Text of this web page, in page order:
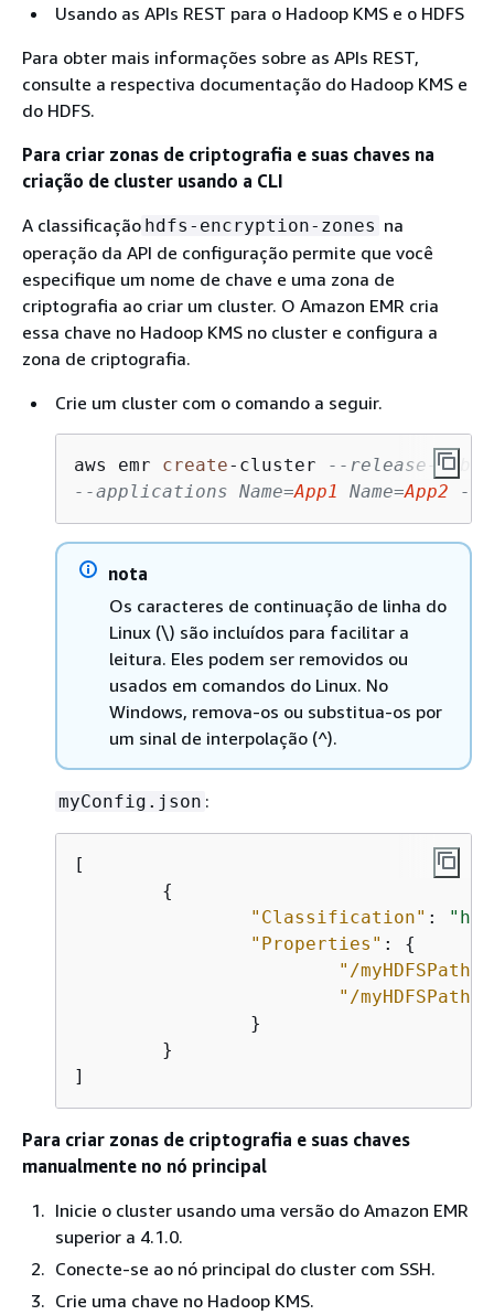
Usando as APIs REST para o Hadoop KMS e o HDFS
Para obter mais informações sobre as APIs REST,
consulte a respectiva documentação do Hadoop KMS e
do HDFS.
Para criar zonas de criptografia e suas chaves na
criação de cluster usando a CLI
A classificação hdfs-encryption-zones na
operação da API de configuração permite que você
especifique um nome de chave e uma zona de
criptografia ao criar um cluster. O Amazon EMR cria
essa chave no Hadoop KMS no cluster e configura a
zona de criptografia.
Crie um cluster com o comando a seguir.
aws emr create- cluster
--release-
--applications Name=App1 Name=App2 --
nota
Os caracteres de continuação de linha do
Linux (\) são incluídos para facilitar a
leitura. Eles podem ser removidos ou
usados ​​em comandos do Linux. No
Windows, remova-os ou substitua-os por
um sinal de interpolação (^).
myConfig.json :
[
{
"Classification" :
"Properties" : {
"/myHDFSPath1"
"/myHDFSPath2"
]
Para criar zonas de criptografia e suas chaves
manualmente no nó principal
Inicie o cluster usando uma versão do Amazon EMR
superior a 4.1.0.
Conecte-se ao nó principal do cluster com SSH.
Crie uma chave no Hadoop KMS.